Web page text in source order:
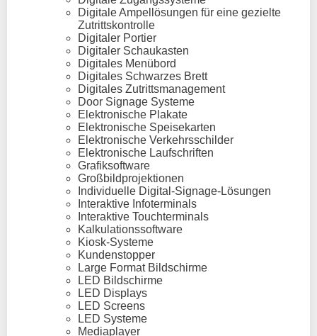
Digitale Ampellösungen für eine gezielte
Zutrittskontrolle
Digitaler Portier
Digitaler Schaukasten
Digitales Menübord
Digitales Schwarzes Brett
Digitales Zutrittsmanagement
Door Signage Systeme
Elektronische Plakate
Elektronische Speisekarten
Elektronische Verkehrsschilder
Elektronische Laufschriften
Grafiksoftware
Großbildprojektionen
Individuelle Digital-Signage-Lösungen
Interaktive Infoterminals
Interaktive Touchterminals
Kalkulationssoftware
Kiosk-Systeme
Kundenstopper
Large Format Bildschirme
LED Bildschirme
LED Displays
LED Screens
LED Systeme
Mediaplayer